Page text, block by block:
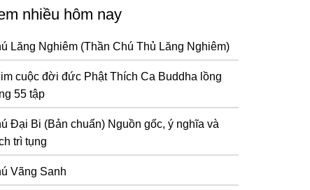
nhiều hôm nay
Lăng Nghiêm (Thần Chú Thủ Lăng Nghiêm)
cuộc đời đức Phật Thích Ca Buddha lồng
55 tập
Đại Bi (Bản chuẩn) Nguồn gốc, ý nghĩa và
trì tụng
Vãng Sanh